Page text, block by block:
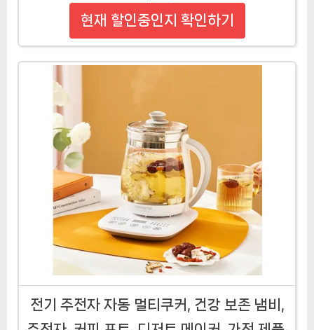
현재 할인중인지 확인하기
전기 주전자 자동 멀티쿠커, 건강 보존 냄비,